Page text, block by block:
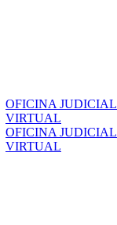
OFICINA JUDICIAL
VIRTUAL
OFICINA JUDICIAL
VIRTUAL